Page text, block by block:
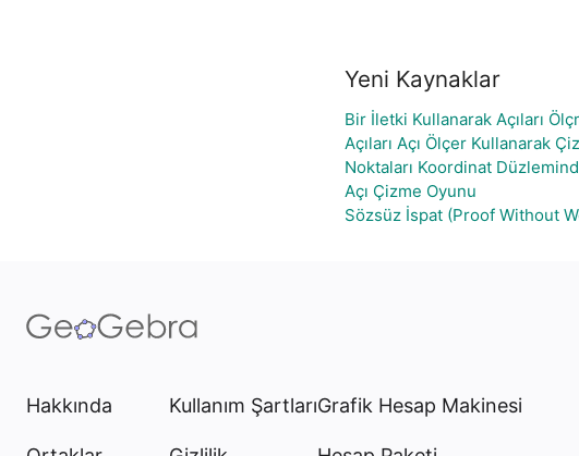
Yeni Kaynaklar
Bir İletki Kullanarak Açıları
Açıları Açı Ölçer Kullanarak
Noktaları Koordinat
Açı Çizme Oyunu
Sözsüz İspat (Proof Without
Hakkında Kullanım ŞartlarıGrafik Hesap Makinesi